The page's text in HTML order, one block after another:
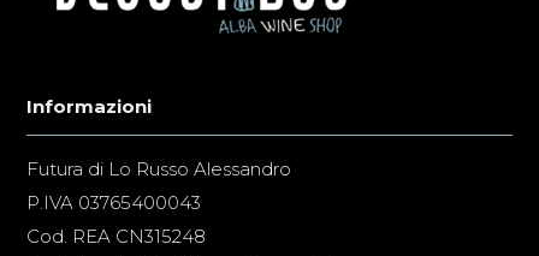
Informazioni
Futura di Lo Russo Alessandro
P.IVA 03765400043
Cod. REA CN315248